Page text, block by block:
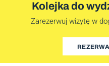
Kolejka do
Zarezerwuj wizytę w